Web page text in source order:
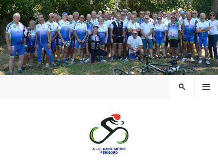
Aller
au
contenu
principal
MENU